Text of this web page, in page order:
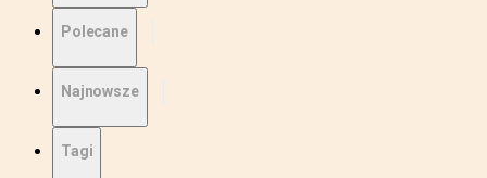
Polecane
Najnowsze
Tagi